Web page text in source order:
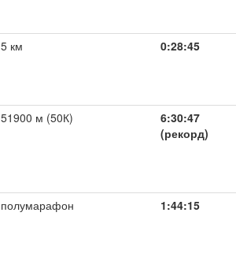
5 км 0:28:45
51900 м (50К)
6:30:47
(рекорд)
полумарафон 1:44:15